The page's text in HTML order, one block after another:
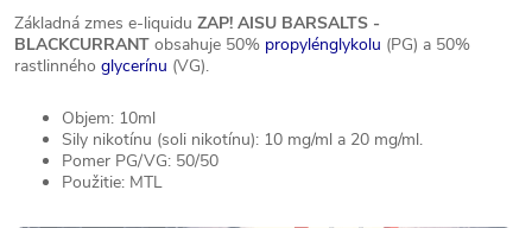
Základná zmes e-liquidu ZAP! AISU BARSALTS -
BLACKCURRANT obsahuje 50% propylénglykolu (PG) a 50%
rastlinného glycerínu (VG).
Objem: 10ml
Sily nikotínu (soli nikotínu): 10 mg/ml a 20 mg/ml.
Pomer PG/VG: 50/50
Použitie: MTL